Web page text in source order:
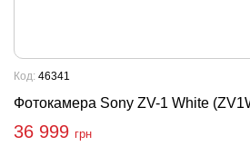
Фотокамера Sony ZV-1 White
Код: 46341
36 999 грн